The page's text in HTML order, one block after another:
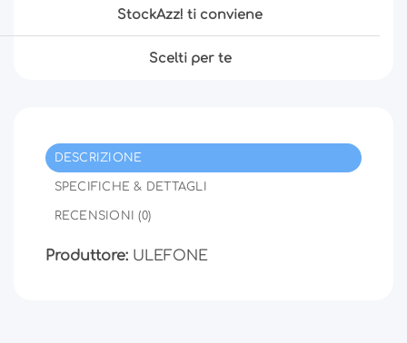
StockAzz! ti conviene
Scelti per te
DESCRIZIONE
SPECIFICHE & DETTAGLI
RECENSIONI (0)
Produttore: ULEFONE